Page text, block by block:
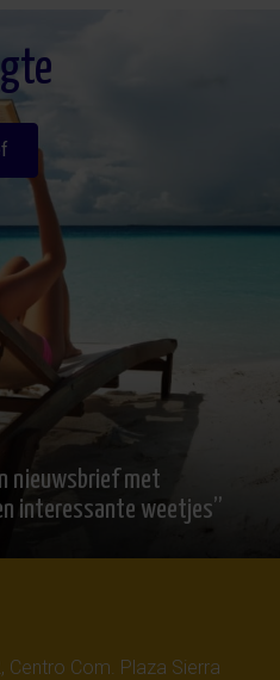
kan
nieuwsbrief met
interessante weetjes”
Centro Com. Plaza Sierra